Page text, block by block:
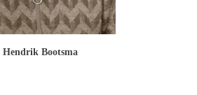
Hendrik Bootsma